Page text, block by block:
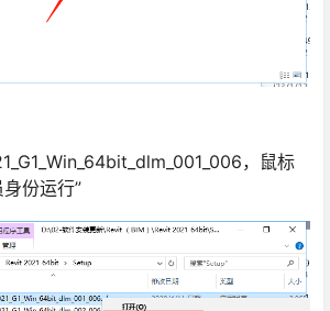
，鼠标
份运行”